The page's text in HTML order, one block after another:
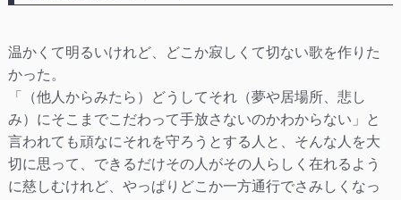
温かくて明るいけれど、どこか寂しくて切ない歌を作りた
かった。
「（他人からみたら）どうしてそれ（夢や居場所、悲し
み）にそこまでこだわって手放さないのかわからない」と
言われても頑なにそれを守ろうとする人と、そんな人を大
切に思って、できるだけその人がその人らしく在れるよう
に慈しむけれど、やっぱりどこか一方通行でさみしくなっ